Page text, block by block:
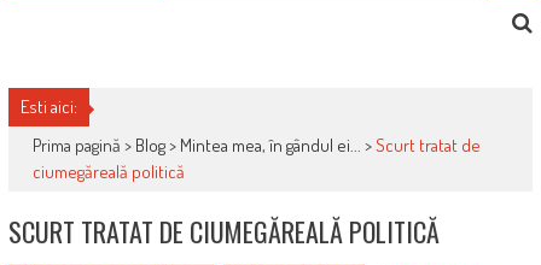
Esti aici:
Prima pagină > Blog> Mintea mea, în gândul ei... >Scurt tratat de
ciumegăreală politică
SCURT TRATAT DE CIUMEGĂREALĂ POLITICĂ